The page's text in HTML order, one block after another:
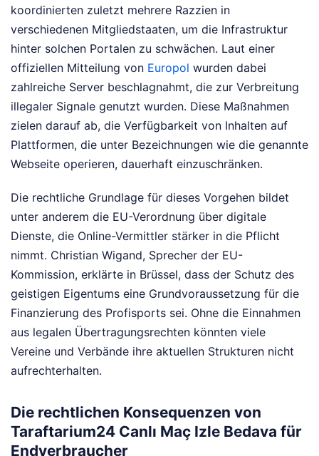
koordinierten zuletzt mehrere Razzien in
verschiedenen Mitgliedstaaten, um die Infrastruktur
hinter solchen Portalen zu schwächen. Laut einer
offiziellen Mitteilung von Europol wurden dabei
zahlreiche Server beschlagnahmt, die zur Verbreitung
illegaler Signale genutzt wurden. Diese Maßnahmen
zielen darauf ab, die Verfügbarkeit von Inhalten auf
Plattformen, die unter Bezeichnungen wie die genannte
Webseite operieren, dauerhaft einzuschränken.
Die rechtliche Grundlage für dieses Vorgehen bildet
unter anderem die EU-Verordnung über digitale
Dienste, die Online-Vermittler stärker in die Pflicht
nimmt. Christian Wigand, Sprecher der EU-
Kommission, erklärte in Brüssel, dass der Schutz des
geistigen Eigentums eine Grundvoraussetzung für die
Finanzierung des Profisports sei. Ohne die Einnahmen
aus legalen Übertragungsrechten könnten viele
Vereine und Verbände ihre aktuellen Strukturen nicht
aufrechterhalten.
Die rechtlichen Konsequenzen von
Taraftarium24 Canlı Maç Izle Bedava für
Endverbraucher